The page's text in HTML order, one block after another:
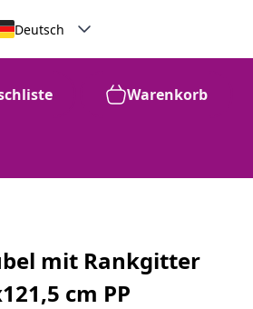
Deutsch
Warenkorb
mit Rankgitter
cm PP